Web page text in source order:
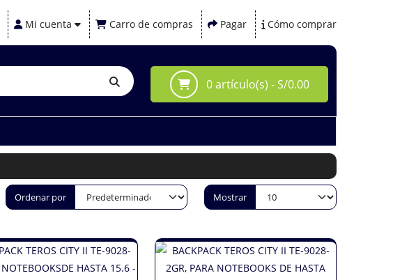
Mi cuenta Carro de compras Pagar Cómo comprar
0 artículo(s) - S/0.00
Ordenar por Mostrar